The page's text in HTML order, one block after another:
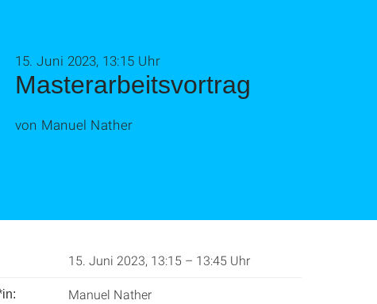
Masterarbeitsvortrag
15. Juni 2023, 13:15 Uhr
von Manuel Nather
15. Juni 2023, 13:15 – 13:45 Uhr
Manuel Nather